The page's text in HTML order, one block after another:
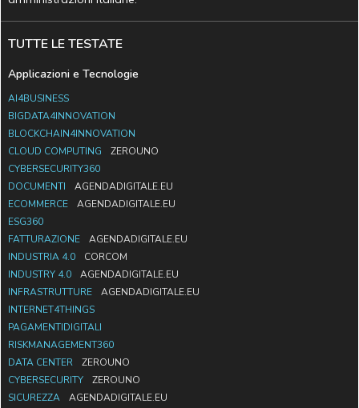
TUTTE LE TESTATE
Applicazioni e Tecnologie
AI4BUSINESS
BIGDATA4INNOVATION
BLOCKCHAIN4INNOVATION
CLOUD COMPUTING
ZEROUNO
CYBERSECURITY360
DOCUMENTI
AGENDADIGITALE.EU
ECOMMERCE
AGENDADIGITALE.EU
ESG360
FATTURAZIONE
AGENDADIGITALE.EU
INDUSTRIA 4.0
CORCOM
INDUSTRY 4.0
AGENDADIGITALE.EU
INFRASTRUTTURE
AGENDADIGITALE.EU
INTERNET4THINGS
PAGAMENTIDIGITALI
RISKMANAGEMENT360
DATA CENTER
ZEROUNO
CYBERSECURITY
ZEROUNO
SICUREZZA
AGENDADIGITALE.EU